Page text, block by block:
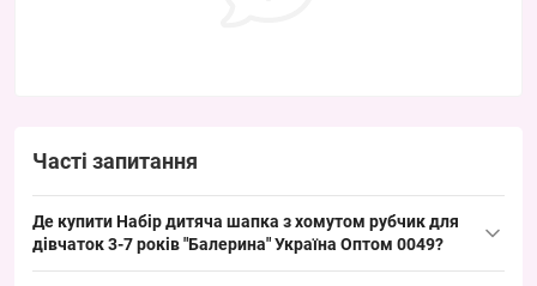
Часті запитання
Де купити Набір дитяча шапка з хомутом рубчик для
дівчаток 3-7 років "Балерина" Україна Оптом 0049?